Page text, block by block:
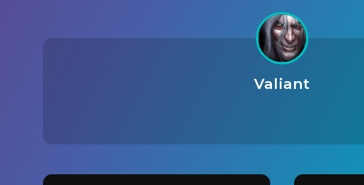
Valiant